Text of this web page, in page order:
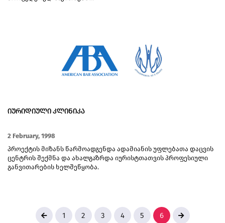
ᲘᲣᲠᲘᲓᲘᲣᲚᲘ ᲙᲚᲘᲜᲘᲙᲐ
2 February, 1998
პროექტის მიზანს წარმოადგენდა ადამიანის უფლებათა დაცვის
ცენტრის შექმნა და ახალგაზრდა იურისტთათვის პროფესიული
განვითარების ხელშეწყობა.
1 2 3 4 5 6